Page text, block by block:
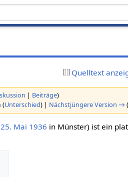
Quelltext
| Beiträge)
(Unterschied) | Nächstjüngere Version → (
25. Mai 1936 in Münster) ist ein